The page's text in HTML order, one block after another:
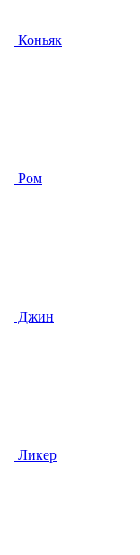
Коньяк
Ром
Джин
Ликер